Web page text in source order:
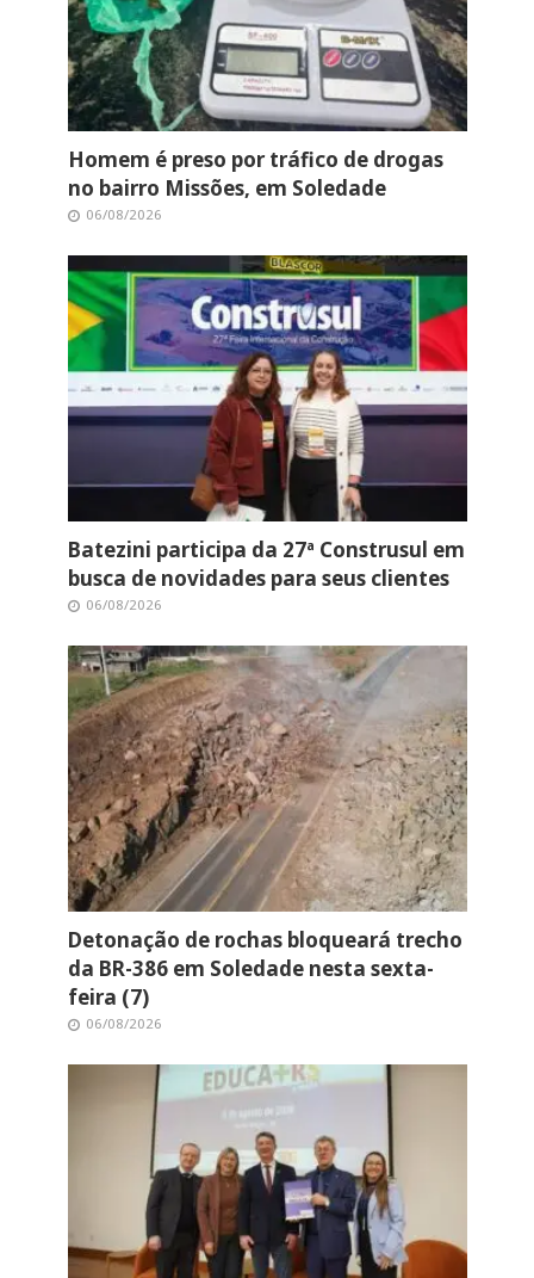
Homem é preso por tráfico de drogas
no bairro Missões, em Soledade
06/08/2026
Batezini participa da 27ª Construsul em
busca de novidades para seus clientes
06/08/2026
Detonação de rochas bloqueará trecho
da BR-386 em Soledade nesta sexta-
feira (7)
06/08/2026